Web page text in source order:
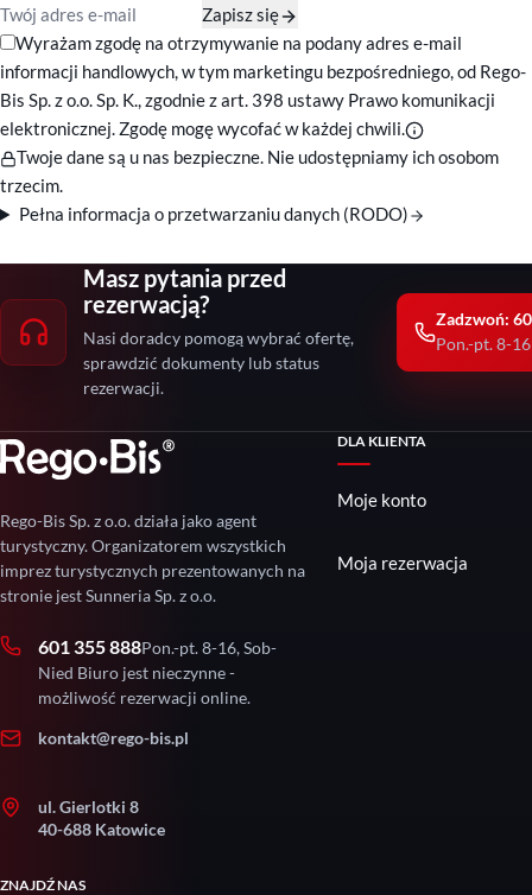
Zapisz się
Zgody marketingowe
Wyrażam zgodę na otrzymywanie na podany adres e-mail
informacji handlowych, w tym marketingu bezpośredniego, od Rego-
Bis Sp. z o.o. Sp. K., zgodnie z art. 398 ustawy Prawo komunikacji
elektronicznej. Zgodę mogę wycofać w każdej chwili.
Twoje dane są u nas bezpieczne. Nie udostępniamy ich osobom
trzecim.
Pełna informacja o przetwarzaniu danych (RODO)
Masz pytania przed
rezerwacją?
Nasi doradcy pomogą wybrać ofertę,
sprawdzić dokumenty lub status
rezerwacji.
Zadzwoń:
Pon.-pt. 8-16
Rego-Bis Sp. z o.o. działa jako agent
turystyczny. Organizatorem wszystkich
imprez turystycznych prezentowanych na
stronie jest Sunneria Sp. z o.o.
601 355 888Pon.-pt. 8-16, Sob-
Nied Biuro jest nieczynne -
możliwość rezerwacji online.
kontakt@rego-bis.pl
ul. Gierlotki 8
40-688 Katowice
ZNAJDŹ NAS
DLA KLIENTA
Moje konto
Moja rezerwacja